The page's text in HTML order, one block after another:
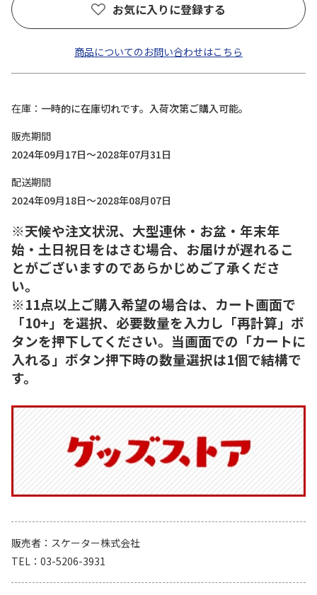
お気に入りに登録する
商品についてのお問い合わせはこちら
在庫
一時的に在庫切れです。入荷次第ご購入可能。
販売期間
2024年09月17日～2028年07月31日
配送期間
2024年09月18日～2028年08月07日
※天候や注文状況、大型連休・お盆・年末年
始・土日祝日をはさむ場合、お届けが遅れるこ
とがございますのであらかじめご了承くださ
い。
※11点以上ご購入希望の場合は、カート画面で
「10+」を選択、必要数量を入力し「再計算」ボ
タンを押下してください。当画面での「カートに
入れる」ボタン押下時の数量選択は1個で結構で
す。
販売者
スケーター株式会社
TEL
03-5206-3931